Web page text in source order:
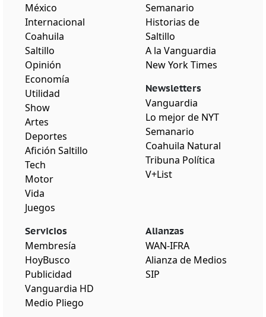
México
Internacional
Coahuila
Saltillo
Opinión
Economía
Utilidad
Show
Artes
Deportes
Afición Saltillo
Tech
Motor
Vida
Juegos
Semanario
Historias de
Saltillo
A la Vanguardia
New York Times
Newsletters
Vanguardia
Lo mejor de NYT
Semanario
Coahuila Natural
Tribuna Política
V+List
Servicios
Membresía
HoyBusco
Publicidad
Vanguardia HD
Medio Pliego
Alianzas
WAN-IFRA
Alianza de Medios
SIP